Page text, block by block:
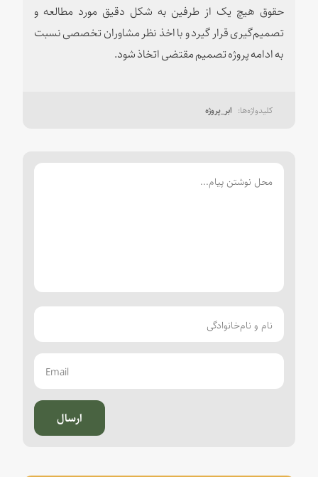
حقوق هیچ یک از طرفین به شکل دقیق مورد مطالعه و
تصمیم‌گیری قرار گیرد و با اخذ نظر مشاوران تخصصی نسبت
به ادامه پروژه تصمیم مقتضی اتخاذ شود.
ابر_پروژه
ارسال